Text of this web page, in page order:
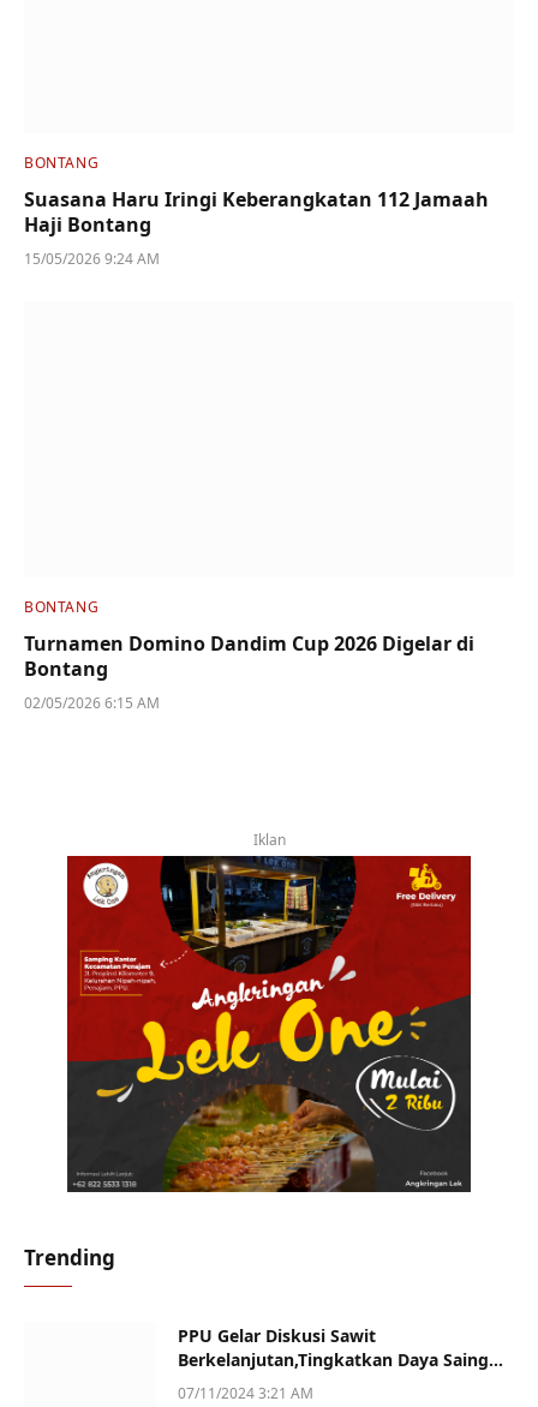
BONTANG
Suasana Haru Iringi Keberangkatan 112 Jamaah
Haji Bontang
15/05/2026 9:24 AM
BONTANG
Turnamen Domino Dandim Cup 2026 Digelar di
Bontang
02/05/2026 6:15 AM
Iklan
Trending
PPU Gelar Diskusi Sawit
Berkelanjutan,Tingkatkan Daya Saing
dan Kualitas
07/11/2024 3:21 AM